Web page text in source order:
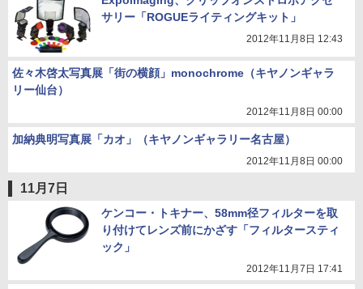
サリー「ROGUEライティングキット」
2012年11月8日 12:43
佐々木啓太写真展「街の横顔」monochrome（キヤノンギャラ
リー仙台）
2012年11月8日 00:00
加納典明写真展「カオ」（キヤノンギャラリー名古屋）
2012年11月8日 00:00
11月7日
ケンコー・トキナー、58mm径フィルターを取
り付けてレンズ前にかざす「フィルタースティ
ック」
2012年11月7日 17:41